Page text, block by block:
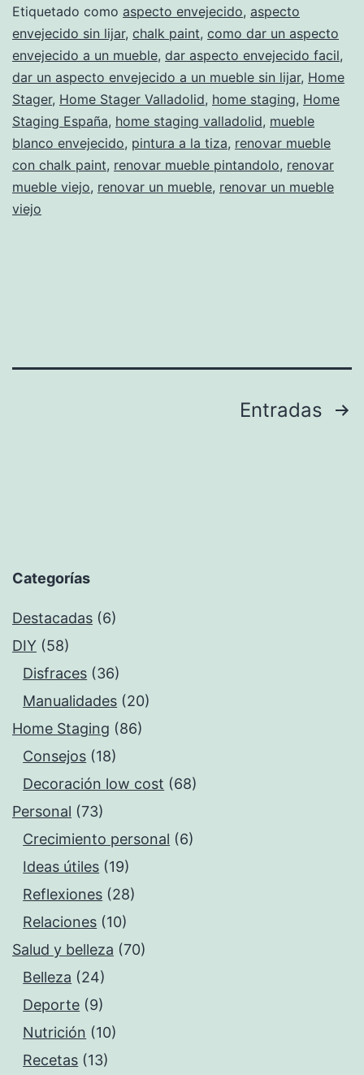
aspecto
envejecido
–
versión
para
vagos
Etiquetado como aspecto envejecido, aspecto
envejecido sin lijar, chalk paint, como dar un aspecto
envejecido a un mueble, dar aspecto envejecido facil,
dar un aspecto envejecido a un mueble sin lijar, Home
Stager, Home Stager Valladolid, home staging, Home
Staging España, home staging valladolid, mueble
blanco envejecido, pintura a la tiza, renovar mueble
con chalk paint, renovar mueble pintandolo, renovar
mueble viejo, renovar un mueble, renovar un mueble
viejo
Entradas
Categorías
Destacadas (6)
DIY (58)
Disfraces (36)
Manualidades (20)
Home Staging (86)
Consejos (18)
Decoración low cost (68)
Personal (73)
Crecimiento personal (6)
Ideas útiles (19)
Reflexiones (28)
Relaciones (10)
Salud y belleza (70)
Belleza (24)
Deporte (9)
Nutrición (10)
Recetas (13)